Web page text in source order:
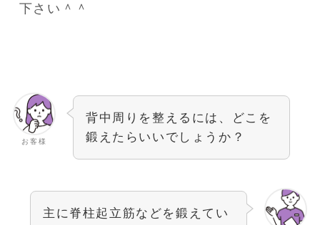
下さい＾＾
お客様
背中周りを整えるには、どこを
鍛えたらいいでしょうか？
主に脊柱起立筋などを鍛えてい